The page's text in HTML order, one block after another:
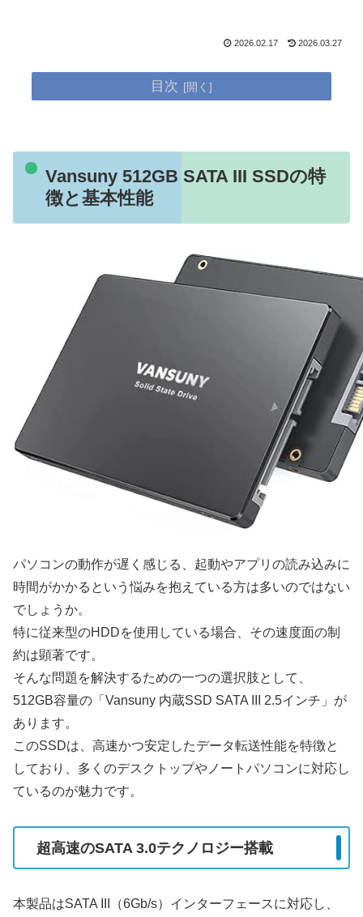
2026.02.17 2026.03.27
目次
Vansuny 512GB SATA III SSDの特
徴と基本性能
パソコンの動作が遅く感じる、起動やアプリの読み込みに
時間がかかるという悩みを抱えている方は多いのではない
でしょうか。
特に従来型のHDDを使用している場合、その速度面の制
約は顕著です。
そんな問題を解決するための一つの選択肢として、
512GB容量の「Vansuny 内蔵SSD SATA III 2.5インチ」が
あります。
このSSDは、高速かつ安定したデータ転送性能を特徴と
しており、多くのデスクトップやノートパソコンに対応し
ているのが魅力です。
超高速のSATA 3.0テクノロジー搭載
本製品はSATA III（6Gb/s）インターフェースに対応し、